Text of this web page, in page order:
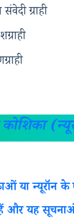
ग्राही
कोशिका
या न्यूरॉन
और यह